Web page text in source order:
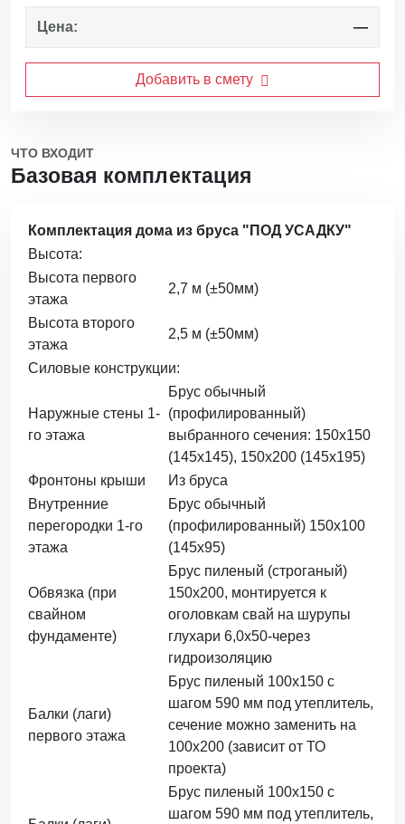
Цена: —
Добавить в смету
ЧТО ВХОДИТ
Базовая комплектация
Комплектация дома из бруса "ПОД УСАДКУ"
Высота:
Высота первого
этажа
2,7 м (±50мм)
Высота второго
этажа
2,5 м (±50мм)
Силовые конструкции:
Наружные стены 1-
го этажа
Брус обычный
(профилированный)
выбранного сечения: 150х150
(145х145), 150х200 (145х195)
Фронтоны крыши
Из бруса
Внутренние
перегородки 1-го
этажа
Брус обычный
(профилированный) 150х100
(145х95)
Обвязка (при
свайном
фундаменте)
Брус пиленый (строганый)
150х200, монтируется к
оголовкам свай на шурупы
глухари 6,0х50-через
гидроизоляцию
Балки (лаги)
первого этажа
Брус пиленый 100х150 с
шагом 590 мм под утеплитель,
сечение можно заменить на
100х200 (зависит от ТО
проекта)
Брус пиленый 100х150 с
шагом 590 мм под утеплитель,